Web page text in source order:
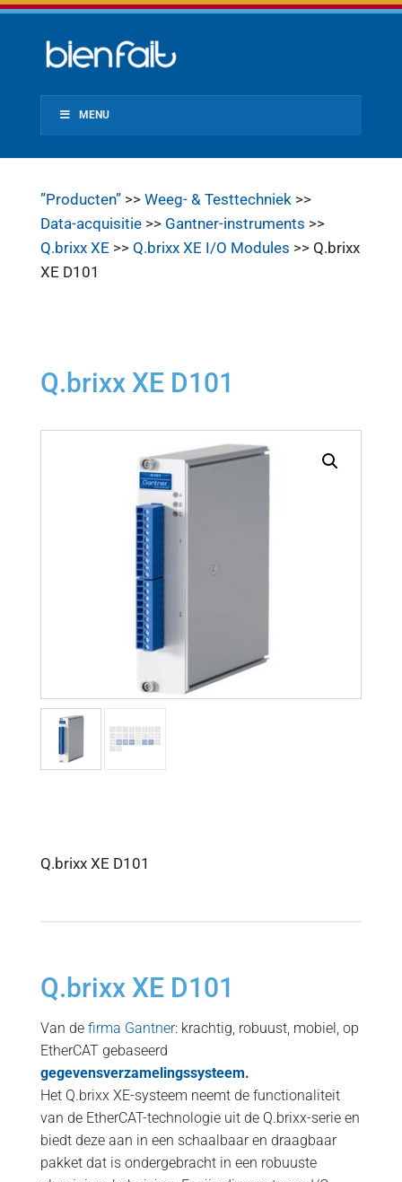
MENU
”Producten”>> Weeg- & Testtechniek>>
Data-acquisitie>> Gantner-instruments >>
Q.brixx XE >> Q.brixx XE I/O Modules >> Q.brixx
XE D101
Q.brixx XE D101
Q.brixx XE D101
Q.brixx XE D101
Van de firma Gantner: krachtig, robuust, mobiel, op
EtherCAT gebaseerd
gegevensverzamelingssysteem.
Het Q.brixx XE-systeem neemt de functionaliteit
van de EtherCAT-technologie uit de Q.brixx-serie en
biedt deze aan in een schaalbaar en draagbaar
pakket dat is ondergebracht in een robuuste